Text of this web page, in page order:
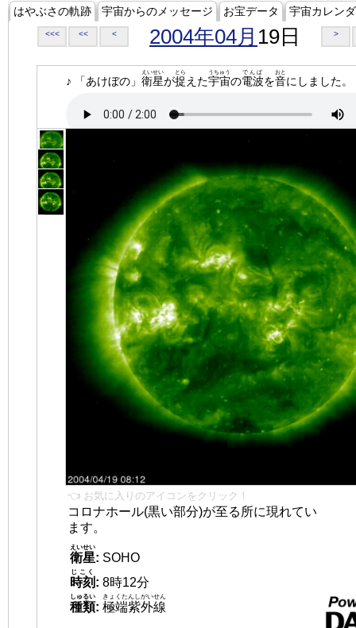
はやぶさの軌跡 宇宙からのメッセージ お宝データ 宇宙カレン
<<< << < 2004年04月 19日 >
♪ 「あけぼの」 衛星
えいせい
が捉
とら
えた宇宙
うちゅう
の電波
でんぱ
を音
おと
にしました。
👈 お気に入りのアイコンをクリック！
コロナホール(黒い部分)が至る所に現れてい
ます。
衛星
えいせい
: SOHO
時刻
じこく
: 8時12分
種類
しゅるい
: 極端紫外線
きょくたんしがいせん